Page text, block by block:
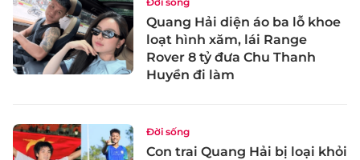
Quang Hải diện áo ba lỗ khoe
loạt hình xăm, lái Range
Rover 8 tỷ đưa Chu Thanh
Huyền đi làm
Đời sống
Con trai Quang Hải bị loại khỏi